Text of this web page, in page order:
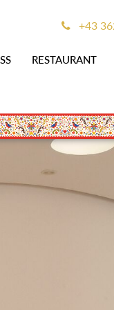
RESTAURANT
+43